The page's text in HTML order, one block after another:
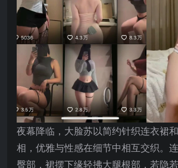
夜幕降临，大脸苏以简约针织连衣裙
相，优雅与性感在细节中相互交织。
臀部，裙摆下缘轻拂大腿根部，若隐